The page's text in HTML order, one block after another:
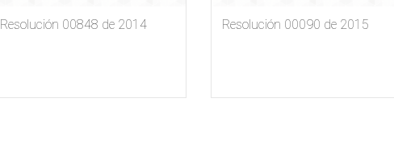
Resolución 00848 de 2014 Resolución 00090 de 2015